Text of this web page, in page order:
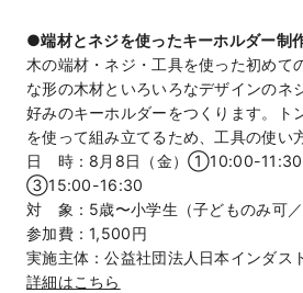
●端材とネジを使ったキーホルダー制
木の端材・ネジ・工具を使った初めて
な形の木材といろいろなデザインのネ
好みのキーホルダーをつくります。ト
を使って組み立てるため、工具の使い
日 時：8月8日（金）①10:00-
③15:00-16:30
対 象：5歳〜小学生（子どものみ可／
参加費：1,500円
実施主体：公益社団法人日本インダス
詳細はこちら